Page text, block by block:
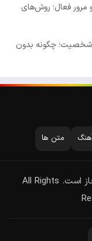
مرور فعال؛ روش‌های
شخصیت؛ چگونه بدون
متن ها
استفاده از مطالب، با ذکر منبع و لینک مجاز است. All Rights